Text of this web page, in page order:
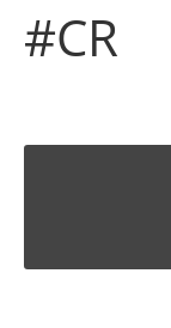
#CR